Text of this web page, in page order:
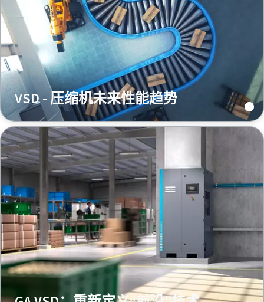
VSD - 压缩机未来性能趋势